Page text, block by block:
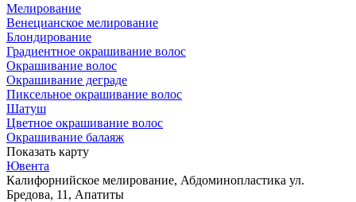
Мелирование
Венецианское мелирование
Блондирование
Градиентное окрашивание волос
Окрашивание волос
Окрашивание деграде
Пиксельное окрашивание волос
Шатуш
Цветное окрашивание волос
Окрашивание балаяж
Показать карту
Ювента
Калифорнийское мелирование, Абдоминопластика ул.
Бредова, 11, Апатиты